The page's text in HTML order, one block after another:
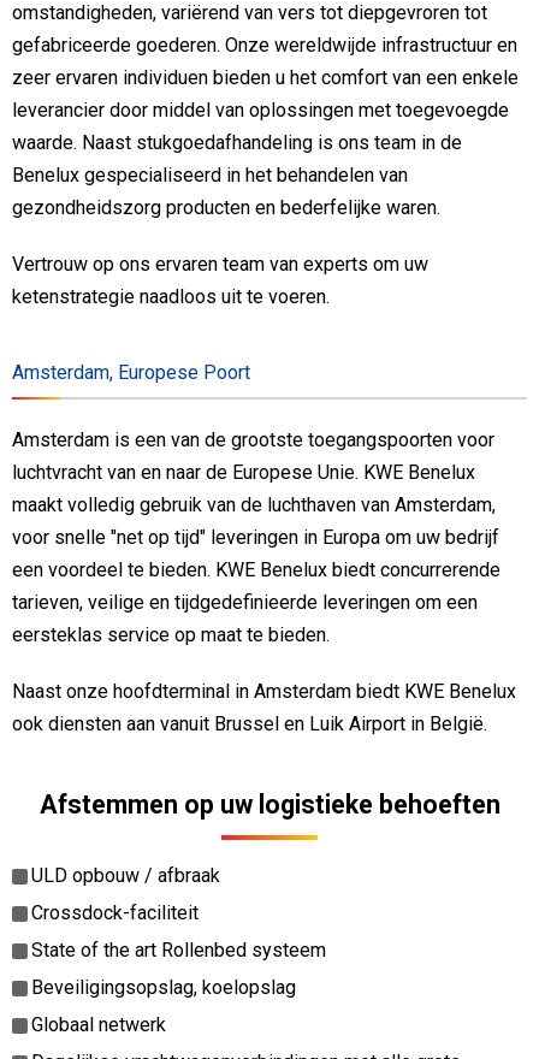
omstandigheden, variërend van vers tot diepgevroren tot
gefabriceerde goederen. Onze wereldwijde infrastructuur en
zeer ervaren individuen bieden u het comfort van een enkele
leverancier door middel van oplossingen met toegevoegde
waarde. Naast stukgoedafhandeling is ons team in de
Benelux gespecialiseerd in het behandelen van
gezondheidszorg producten en bederfelijke waren.
Vertrouw op ons ervaren team van experts om uw
ketenstrategie naadloos uit te voeren.
Amsterdam, Europese Poort
Amsterdam is een van de grootste toegangspoorten voor
luchtvracht van en naar de Europese Unie. KWE Benelux
maakt volledig gebruik van de luchthaven van Amsterdam,
voor snelle "net op tijd" leveringen in Europa om uw bedrijf
een voordeel te bieden. KWE Benelux biedt concurrerende
tarieven, veilige en tijdgedefinieerde leveringen om een ​​
eersteklas service op maat te bieden.
Naast onze hoofdterminal in Amsterdam biedt KWE Benelux
ook diensten aan vanuit Brussel en Luik Airport in België.
Afstemmen op uw logistieke behoeften
ULD opbouw / afbraak
Crossdock-faciliteit
State of the art Rollenbed systeem
Beveiligingsopslag, koelopslag
Globaal netwerk